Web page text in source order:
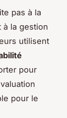
pas à la
à la gestion
utilisent
pour
pour le